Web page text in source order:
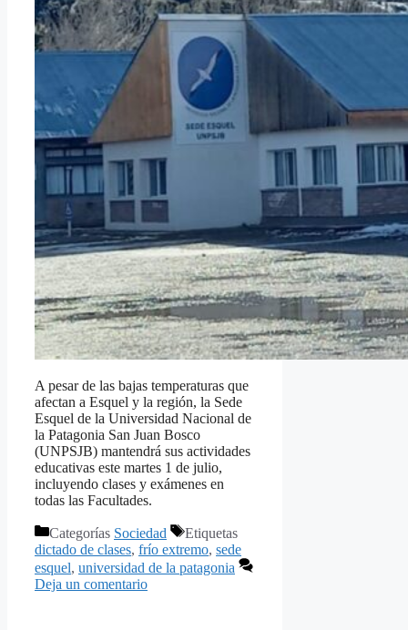
A pesar de las bajas temperaturas que
afectan a Esquel y la región, la Sede
Esquel de la Universidad Nacional de
la Patagonia San Juan Bosco
(UNPSJB) mantendrá sus actividades
educativas este martes 1 de julio,
incluyendo clases y exámenes en
todas las Facultades.
Categorías Sociedad
Etiquetas
dictado de clases, frío extremo, sede
esquel, universidad de la patagonia
Deja un comentario